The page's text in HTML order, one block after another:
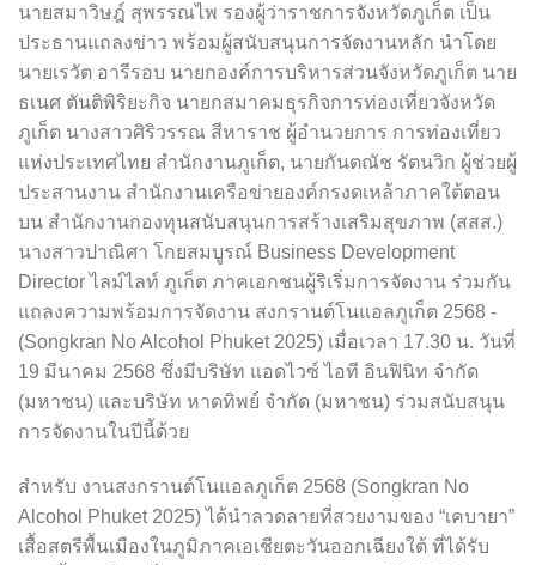
นายสมาวิษฎ์ สุพรรณไพ รองผู้ว่าราชการจังหวัดภูเก็ต เป็น
ประธานแถลงข่าว พร้อมผู้สนับสนุนการจัดงานหลัก นำโดย
นายเรวัต อารีรอบ นายกองค์การบริหารส่วนจังหวัดภูเก็ต นาย
ธเนศ ตันติพิริยะกิจ นายกสมาคมธุรกิจการท่องเที่ยวจังหวัด
ภูเก็ต นางสาวศิริวรรณ สีหาราช ผู้อำนวยการ การท่องเที่ยว
แห่งประเทศไทย สำนักงานภูเก็ต, นายกันตณัช รัตนวิก ผู้ช่วยผู้
ประสานงาน สำนักงานเครือข่ายองค์กรงดเหล้าภาคใต้ตอน
บน สำนักงานกองทุนสนับสนุนการสร้างเสริมสุขภาพ (สสส.)
นางสาวปาณิศา โกยสมบูรณ์ Business Development
Director ไลม์ไลท์ ภูเก็ต ภาคเอกชนผู้ริเริ่มการจัดงาน ร่วมกัน
แถลงความพร้อมการจัดงาน สงกรานต์โนแอลภูเก็ต 2568 -
(Songkran No Alcohol Phuket 2025) เมื่อเวลา 17.30 น. วันที่
19 มีนาคม 2568 ซึ่งมีบริษัท แอดไวซ์ ไอที อินฟินิท จำกัด
(มหาชน) และบริษัท หาดทิพย์ จำกัด (มหาชน) ร่วมสนับสนุน
การจัดงานในปีนี้ด้วย
สำหรับ งานสงกรานต์โนแอลภูเก็ต 2568 (Songkran No
Alcohol Phuket 2025) ได้นำลวดลายที่สวยงามของ “เคบายา”
เสื้อสตรีพื้นเมืองในภูมิภาคเอเชียตะวันออกเฉียงใต้ ที่ได้รับ